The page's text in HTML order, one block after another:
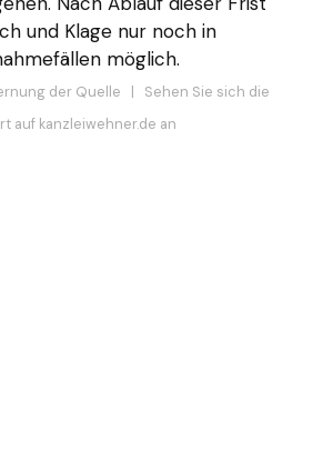
und Klage nur noch in
möglich.
der Quelle | Sehen Sie sich die
auf kanzleiwehner.de an